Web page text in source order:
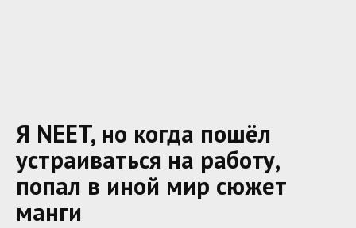
Я NEET, но когда пошёл
устраиваться на работу,
попал в иной мир сюжет
манги